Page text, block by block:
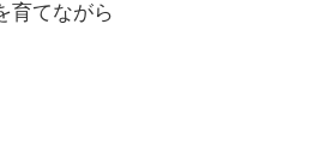
育てながら